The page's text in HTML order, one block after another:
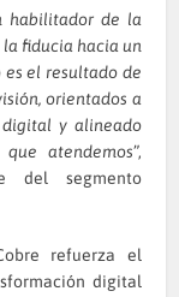
habilitador de la
fiducia hacia un
es el resultado de
orientados a
y alineado
atendemos”,
del segmento
refuerza el
digital